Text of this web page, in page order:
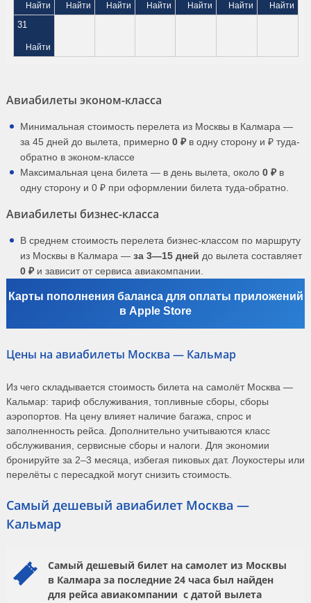
Найти Найти Найти Найти Найти Найти Найти
31
Найти
Авиабилеты эконом-класса
Минимальная стоимость перелета из Москвы в Калмара —
за 45 дней до вылета, примерно 0 ₽ в одну сторону и ₽ туда-
обратно в эконом-классе
Максимальная цена билета — в день вылета, около 0 ₽ в
одну сторону и 0 ₽ при оформлении билета туда-обратно.
Авиабилеты бизнес-класса
В среднем стоимость перелета бизнес-классом по маршруту
из Москвы в Калмара — за 3—15 дней до вылета составляет
0 ₽ и зависит от сервиса авиакомпании.
Карты пополнения баланса для оплаты приложений
в Apple Store
Цены на авиабилеты Москва — Кальмар
Из чего складывается стоимость билета на самолёт Москва —
Кальмар: тариф обслуживания, топливные сборы, сборы
аэропортов. На цену влияет наличие багажа, спрос и
заполненность рейса. Дополнительно учитываются класс
обслуживания, сервисные сборы и налоги. Для экономии
бронируйте за 2–3 месяца, избегая пиковых дат. Лоукостеры или
перелёты с пересадкой могут снизить стоимость.
Самый дешевый авиабилет Москва —
Кальмар
Самый дешевый билет на самолет из Москвы
в Калмара за последние 24 часа был найден
для рейса авиакомпании с датой вылета